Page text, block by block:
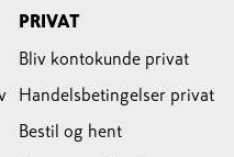
PRIVAT
Bliv kontokunde privat
Handelsbetingelser privat
Bestil og hent